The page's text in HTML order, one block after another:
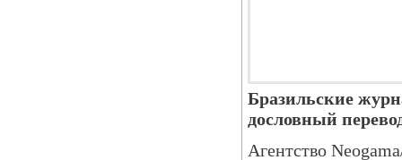
Бразильские
дословный
Агентство